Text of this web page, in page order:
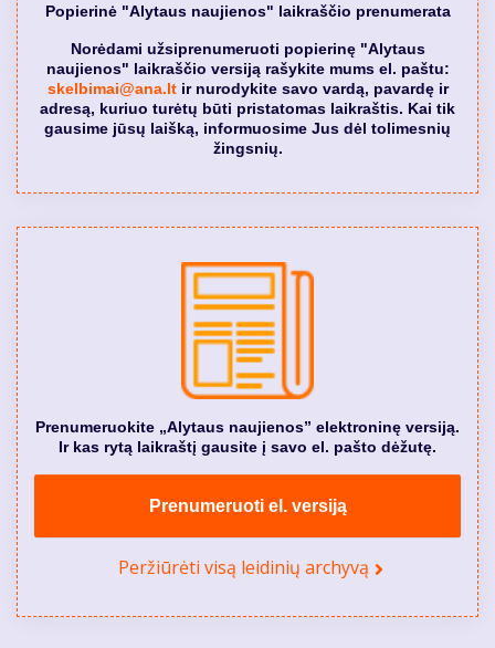
Popierinė "Alytaus naujienos" laikraščio prenumerata
Norėdami užsiprenumeruoti popierinę "Alytaus
naujienos" laikraščio versiją rašykite mums el. paštu:
skelbimai@ana.ltir nurodykite savo vardą, pavardę ir
adresą, kuriuo turėtų būti pristatomas laikraštis. Kai tik
gausime jūsų laišką, informuosime Jus dėl tolimesnių
žingsnių.
Prenumeruokite „Alytaus naujienos” elektroninę versiją.
Ir kas rytą laikraštį gausite į savo el. pašto dėžutę.
Prenumeruoti el. versiją
Peržiūrėti visą leidinių archyvą